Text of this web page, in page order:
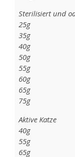
Sterilisiert und
25g
35g
40g
50g
55g
60g
65g
75g
Aktive Katze
40g
55g
65g